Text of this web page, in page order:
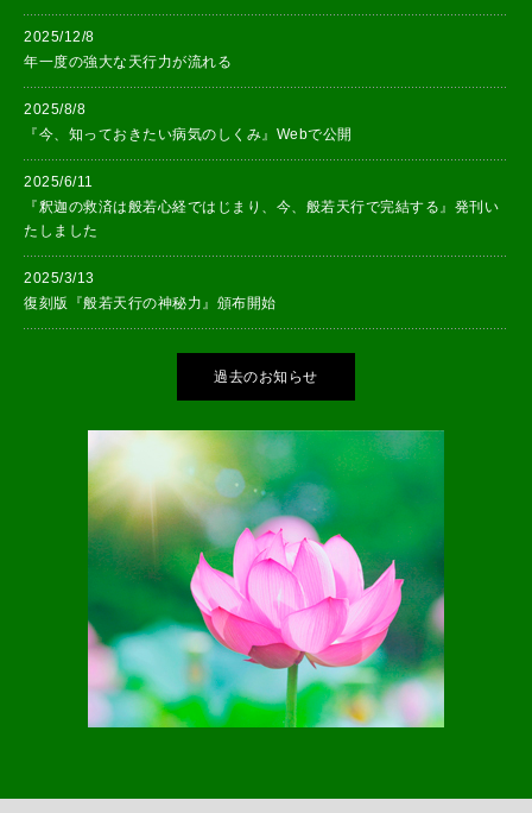
2025/12/8
年一度の強大な天行力が流れる
2025/8/8
『今、知っておきたい病気のしくみ』Webで公開
2025/6/11
『釈迦の救済は般若心経ではじまり、今、般若天行で完結する』発刊い
たしました
2025/3/13
復刻版『般若天行の神秘力』頒布開始
過去のお知らせ